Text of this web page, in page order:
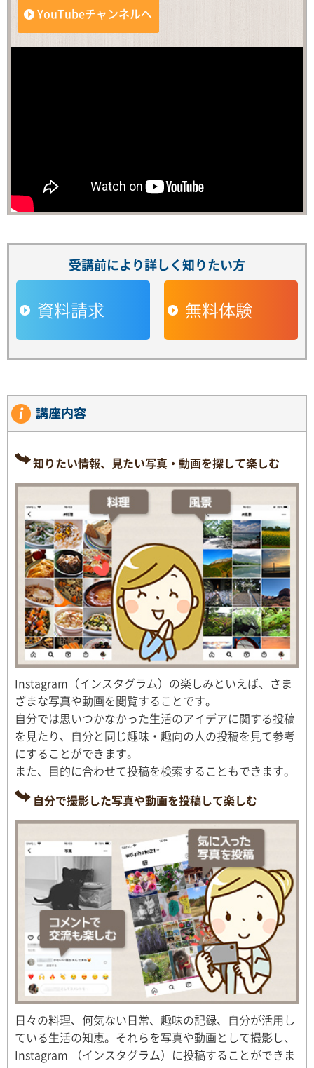
YouTubeチャンネルへ
受講前により詳しく知りたい方
資料請求 無料体験
講座内容
知りたい情報、見たい写真・動画を探して楽しむ
Instagram（インスタグラム）の楽しみといえば、さま
ざまな写真や動画を閲覧することです。
自分では思いつかなかった生活のアイデアに関する投稿
を見たり、自分と同じ趣味・趣向の人の投稿を見て参考
にすることができます。
また、目的に合わせて投稿を検索することもできます。
自分で撮影した写真や動画を投稿して楽しむ
日々の料理、何気ない日常、趣味の記録、自分が活用し
ている生活の知恵。それらを写真や動画として撮影し、
Instagram （インスタグラム）に投稿することができま